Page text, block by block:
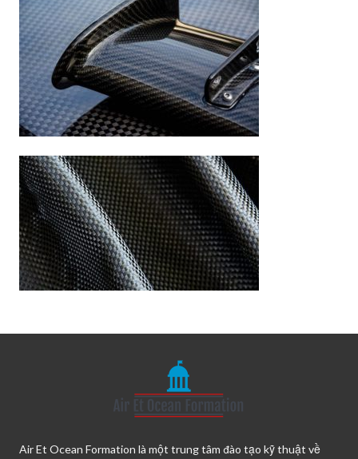
Air Et Ocean Formation là một trung tâm đào tạo kỹ thuật về